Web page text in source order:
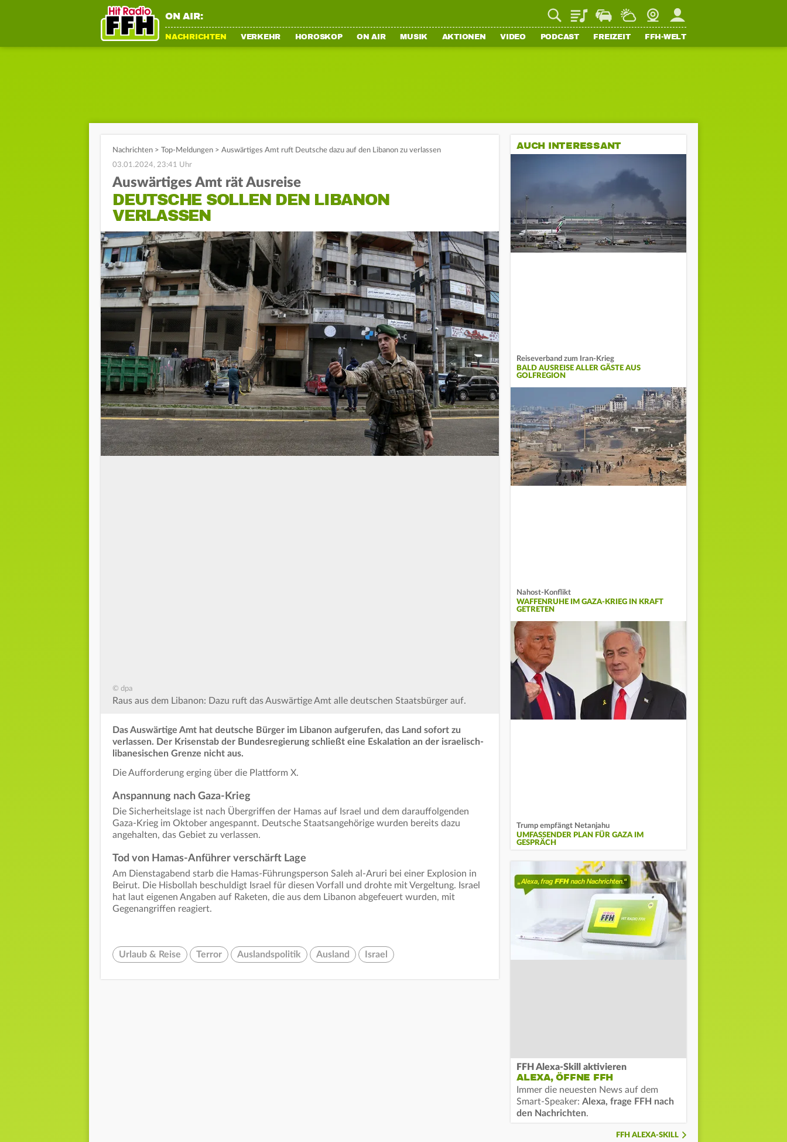
ON AIR: PlaylistStaupilotWetterWebcamMein FFH
NACHRICHTEN VERKEHR HOROSKOP ON AIR MUSIK AKTIONEN VIDEO PODCAST FREIZEIT FFH-WELT
Nachrichten > Top-Meldungen > Auswärtiges Amt ruft Deutsche dazu auf den Libanon zu verlassen
03.01.2024, 23:41 Uhr
Auswärtiges Amt rät Ausreise
DEUTSCHE SOLLEN DEN LIBANON
VERLASSEN
© dpa
Raus aus dem Libanon: Dazu ruft das Auswärtige Amt alle deutschen Staatsbürger auf.
Das Auswärtige Amt hat deutsche Bürger im Libanon aufgerufen, das Land sofort zu
verlassen. Der Krisenstab der Bundesregierung schließt eine Eskalation an der israelisch-
libanesischen Grenze nicht aus.
Die Aufforderung erging über die Plattform X.
Anspannung nach Gaza-Krieg
Die Sicherheitslage ist nach Übergriffen der Hamas auf Israel und dem darauffolgenden
Gaza-Krieg im Oktober angespannt. Deutsche Staatsangehörige wurden bereits dazu
angehalten, das Gebiet zu verlassen.
Tod von Hamas-Anführer verschärft Lage
Am Dienstagabend starb die Hamas-Führungsperson Saleh al-Aruri bei einer Explosion in
Beirut. Die Hisbollah beschuldigt Israel für diesen Vorfall und drohte mit Vergeltung. Israel
hat laut eigenen Angaben auf Raketen, die aus dem Libanon abgefeuert wurden, mit
Gegenangriffen reagiert.
Urlaub & Reise Terror Auslandspolitik Ausland Israel
AUCH INTERESSANT
Reiseverband zum Iran-Krieg
BALD AUSREISE ALLER GÄSTE AUS
GOLFREGION
Nahost-Konflikt
WAFFENRUHE IM GAZA-KRIEG IN KRAFT
GETRETEN
Trump empfängt Netanjahu
UMFASSENDER PLAN FÜR GAZA IM
GESPRÄCH
FFH Alexa-Skill aktivieren
ALEXA, ÖFFNE FFH
Immer die neuesten News auf dem
Smart-Speaker: Alexa, frage FFH nach
den Nachrichten.
FFH ALEXA-SKILL